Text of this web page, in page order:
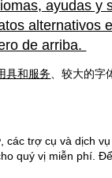
ayudas y
alternativos
de arriba.
具和服务 、较大的字
, các trợ cụ và dịch vụ
quý vị miễn phí. Để